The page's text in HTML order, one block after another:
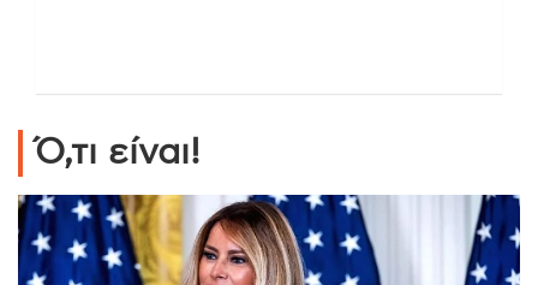
Ό,τι είναι!